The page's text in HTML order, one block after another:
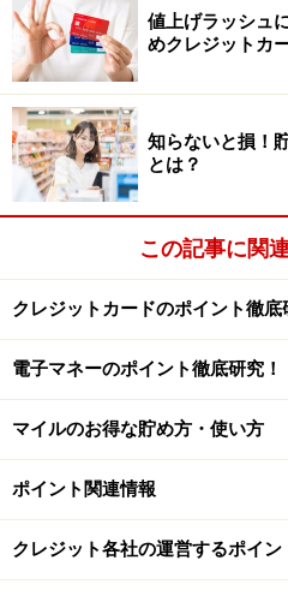
一方でマクロミル（
良き時代？のライフメディア
ーなので、ポイント乞食とは
にもお勧めです。1アンケー
ば1000円なので、慣れれば
じ。
値上げラッシュ
めクレジットカ
知らないと損！
とは？
この記事に関
クレジットカードのポイント徹底
電子マネーのポイント徹底研究！
マイルのお得な貯め方・使い方
ポイント関連情報
クレジット各社の運営するポイ